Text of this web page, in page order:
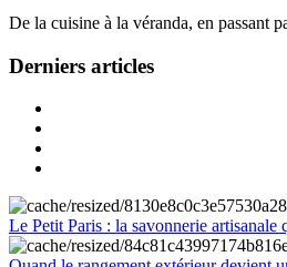
De la cuisine à la véranda, en passant
Derniers articles
Le Petit Paris : la savonnerie artisanale